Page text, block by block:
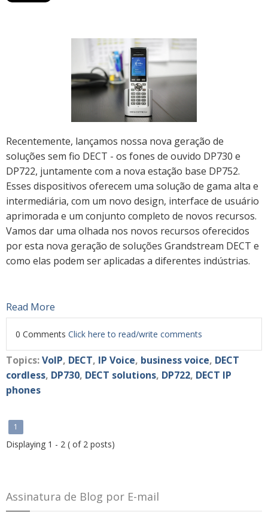
Recentemente, lançamos nossa nova geração de
soluções sem fio DECT - os fones de ouvido DP730 e
DP722, juntamente com a nova estação base DP752.
Esses dispositivos oferecem uma solução de gama alta e
intermediária, com um novo design, interface de usuário
aprimorada e um conjunto completo de novos recursos.
Vamos dar uma olhada nos novos recursos oferecidos
por esta nova geração de soluções Grandstream DECT e
como elas podem ser aplicadas a diferentes indústrias.
Read More
0 Comments Click here to read/write comments
Topics:VoIP, DECT, IP Voice, business voice, DECT
cordless, DP730, DECT solutions, DP722, DECT IP
phones
1
Displaying 1 - 2 ( of 2 posts)
Assinatura de Blog por E-mail